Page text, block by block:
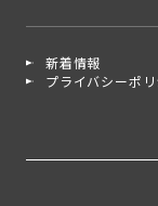
新着情報
プライバシーポ